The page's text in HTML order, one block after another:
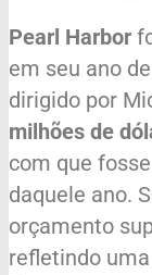
Pearl Harbor
em seu ano
dirigido por
milhões de
com que
daquele ano.
orçamento
refletindo